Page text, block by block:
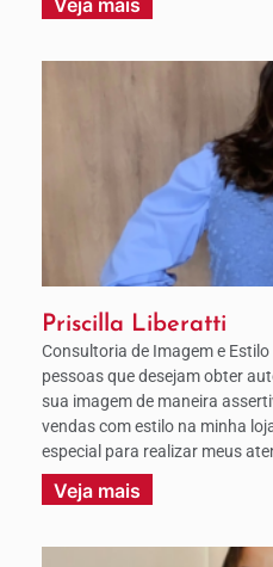
Veja mais
Priscilla Liberatti
Consultoria de Imagem e
pessoas que desejam obter
sua imagem de maneira
vendas com estilo na minha
especial para realizar meus
Veja mais